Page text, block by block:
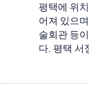
평택에 위
어져 있으
술회관 등
다. 평택 서